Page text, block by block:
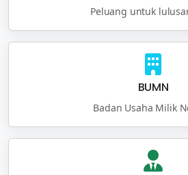
Peluang untuk
BUMN
Badan Usaha Milik